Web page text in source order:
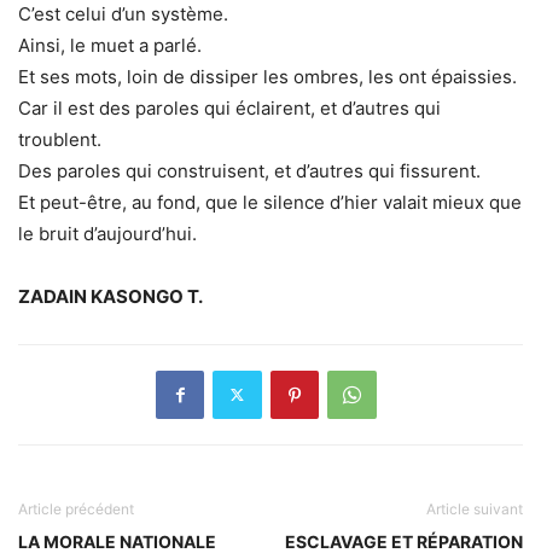
C’est celui d’un système.
Ainsi, le muet a parlé.
Et ses mots, loin de dissiper les ombres, les ont épaissies.
Car il est des paroles qui éclairent, et d’autres qui
troublent.
Des paroles qui construisent, et d’autres qui fissurent.
Et peut-être, au fond, que le silence d’hier valait mieux que
le bruit d’aujourd’hui.
ZADAIN KASONGO T.
Article précédent
LA MORALE NATIONALE
Article suivant
ESCLAVAGE ET RÉPARATION